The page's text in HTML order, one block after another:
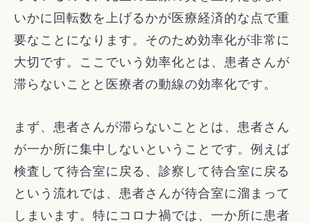
いかに回転数を上げるかが医療経済的な点で重
要なことになります。そのため効率化が非常に
大切です。ここでいう効率化とは、患者さんが
滞らないことと医療者の動線の効率化です。
まず、患者さんが滞らないこととは、患者さん
が一か所に集中しないということです。例えば
検査して待合室に戻る、診察して待合室に戻る
という流れでは、患者さんが待合室に溜まって
しまいます。特にコロナ禍では、一か所に患者